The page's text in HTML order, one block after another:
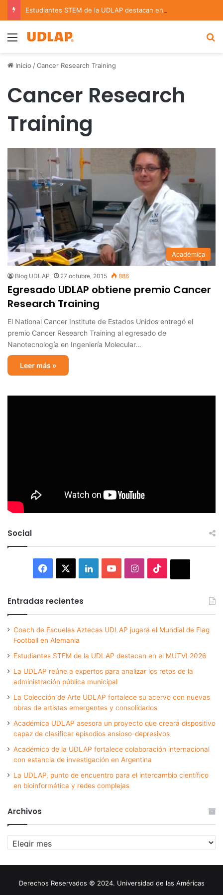
Menu
Inicio /Cancer Research Training
Cancer Research
Training
Académica
Blog UDLAP 27 octubre, 2015 886
Egresado UDLAP obtiene premio Cancer
Research Training
El National Cancer Institute de Estados Unidos entregó el
premio Cancer Research Training al egresado de
Nanotecnología en Ingeniería Molecular…
Leer más »
Social
Facebook LinkedInYouTubeInstagram
Entradas recientes
Coach de Escuelas Aztecas UDLAP jugará el Mundial de Flag
Football en Alemania
Estudiantes STEM de la UDLAP destacan en el MUTVI 2026
La UDLAP reúne a expertos para analizar los retos de la
administración pública municipal
La Colección de Arte UDLAP fortalece su acervo con nuevas
obras de artistas emergentes y consolidados
Académica UDLAP asesora un proyecto que creará dispositivo
capaz de clasificar episodios ansioso-depresivos
Académico de la UDLAP fortalece colaboración internacional
con estancia de investigación en Argentina
La UDLAP, punto de encuentro para el intercambio científico
en bioinformática y redes complejas
Archivos
Archivos
Derechos Reservados © 2024. Universidad de las Américas